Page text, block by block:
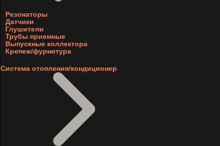
Резонаторы
Датчики
Глушители
Трубы приемные
Выпускные коллектора
Крепеж/фурнитура
Система отопления/кондиционер